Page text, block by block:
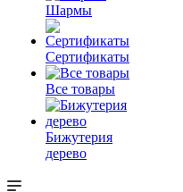
Шармы
Сертификаты
Все товары
Бижутерия
дерево